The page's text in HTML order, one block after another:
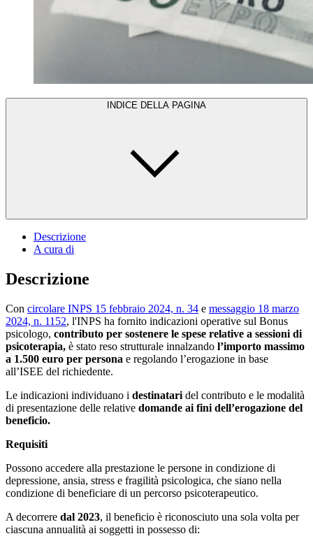
INDICE DELLA PAGINA
Descrizione
A cura di
Descrizione
Con circolare INPS 15 febbraio 2024, n. 34 e messaggio 18 marzo
2024, n. 1152, l'INPS ha fornito indicazioni operative sul Bonus
psicologo, contributo per sostenere le spese relative a sessioni di
psicoterapia, è stato reso strutturale innalzando l’importo massimo
a 1.500 euro per persona e regolando l’erogazione in base
all’ISEE del richiedente.
Le indicazioni individuano i destinatari del contributo e le modalità
di presentazione delle relative domande ai fini dell’erogazione del
beneficio.
Requisiti
Possono accedere alla prestazione le persone in condizione di
depressione, ansia, stress e fragilità psicologica, che siano nella
condizione di beneficiare di un percorso psicoterapeutico.
A decorrere dal 2023, il beneficio è riconosciuto una sola volta per
ciascuna annualità ai soggetti in possesso di: